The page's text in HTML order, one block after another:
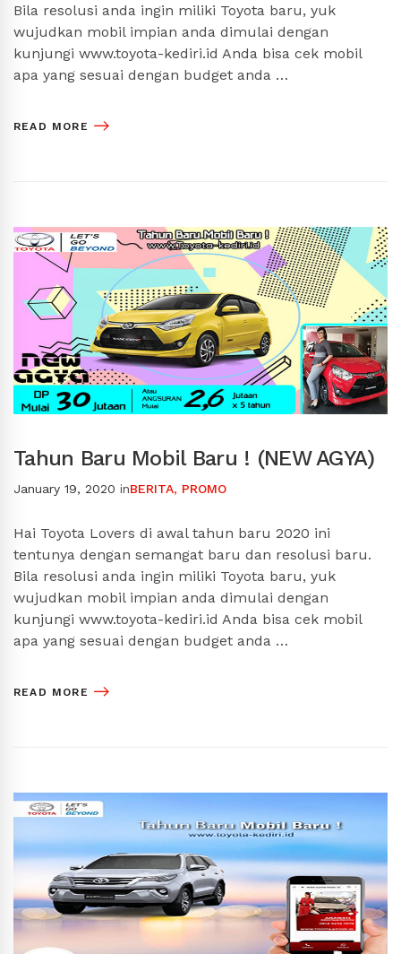
Bila resolusi anda ingin miliki Toyota baru, yuk
wujudkan mobil impian anda dimulai dengan
kunjungi www.toyota-kediri.id Anda bisa cek mobil
apa yang sesuai dengan budget anda …
READ MORE
Tahun Baru Mobil Baru ! (NEW AGYA)
January 19, 2020 inBERITA, PROMO
Hai Toyota Lovers di awal tahun baru 2020 ini
tentunya dengan semangat baru dan resolusi baru.
Bila resolusi anda ingin miliki Toyota baru, yuk
wujudkan mobil impian anda dimulai dengan
kunjungi www.toyota-kediri.id Anda bisa cek mobil
apa yang sesuai dengan budget anda …
READ MORE